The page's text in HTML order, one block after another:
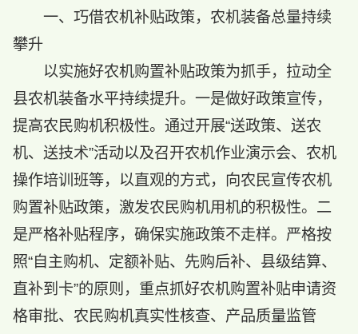
一、巧借农机补贴政策，农机装备总量持续
攀升
以实施好农机购置补贴政策为抓手，拉动全
县农机装备水平持续提升。一是做好政策宣传，
提高农民购机积极性。通过开展“送政策、送农
机、送技术”活动以及召开农机作业演示会、农机
操作培训班等，以直观的方式，向农民宣传农机
购置补贴政策，激发农民购机用机的积极性。二
是严格补贴程序，确保实施政策不走样。严格按
照“自主购机、定额补贴、先购后补、县级结算、
直补到卡”的原则，重点抓好农机购置补贴申请资
格审批、农民购机真实性核查、产品质量监管